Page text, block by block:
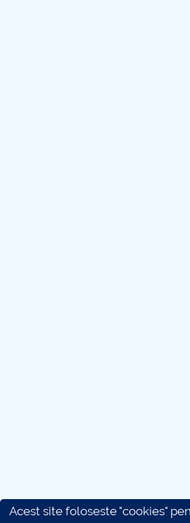
Acest site foloseste "cookies"